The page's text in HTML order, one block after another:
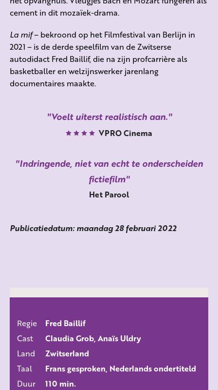
cement in dit mozaïek-drama.
La mif– bekroond op het Filmfestival van Berlijn in
2021 – is de derde speelfilm van de Zwitserse
autodidact Fred Baillif, die na zijn profcarrière als
basketballer en welzijnswerker jarenlang
documentaires maakte.
Voelt uiterst realistisch aan.
VPRO Cinema
Indringende, niet van echt te onderscheiden
fictiefilm
Het Parool
Publicatiedatum: maandag 28 februari 2022
Regie
Fred Baillif
Cast
Claudia Grob, Anaïs Uldry
Land
Zwitserland
Taal
Frans gesproken, Nederlands ondertiteld
Duur
110 min.